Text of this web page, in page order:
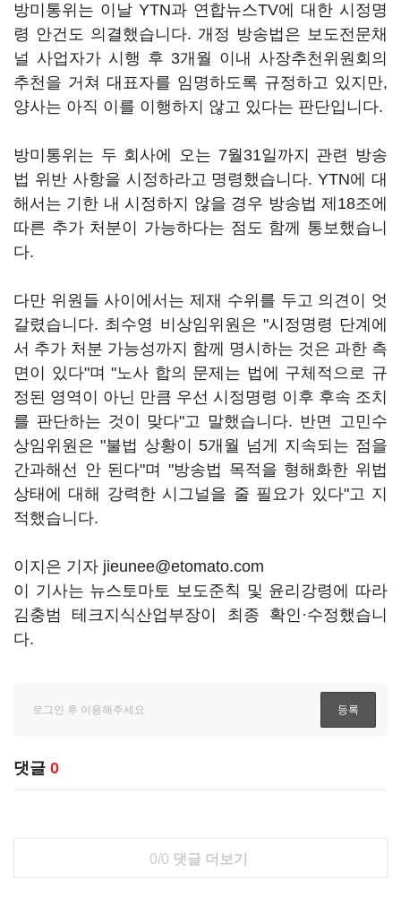
방미통위는 이날 YTN과 연합뉴스TV에 대한 시정명
령 안건도 의결했습니다. 개정 방송법은 보도전문채
널 사업자가 시행 후 3개월 이내 사장추천위원회의
추천을 거쳐 대표자를 임명하도록 규정하고 있지만,
양사는 아직 이를 이행하지 않고 있다는 판단입니다.
방미통위는 두 회사에 오는 7월31일까지 관련 방송
법 위반 사항을 시정하라고 명령했습니다. YTN에 대
해서는 기한 내 시정하지 않을 경우 방송법 제18조에
따른 추가 처분이 가능하다는 점도 함께 통보했습니
다.
다만 위원들 사이에서는 제재 수위를 두고 의견이 엇
갈렸습니다. 최수영 비상임위원은 "시정명령 단계에
서 추가 처분 가능성까지 함께 명시하는 것은 과한 측
면이 있다"며 "노사 합의 문제는 법에 구체적으로 규
정된 영역이 아닌 만큼 우선 시정명령 이후 후속 조치
를 판단하는 것이 맞다"고 말했습니다. 반면 고민수
상임위원은 "불법 상황이 5개월 넘게 지속되는 점을
간과해선 안 된다"며 "방송법 목적을 형해화한 위법
상태에 대해 강력한 시그널을 줄 필요가 있다"고 지
적했습니다.
이지은 기자 jieunee@etomato.com
이 기사는 뉴스토마토 보도준칙 및 윤리강령에 따라
김충범 테크지식산업부장이 최종 확인·수정했습니
다.
댓글 0
0/0 댓글 더보기